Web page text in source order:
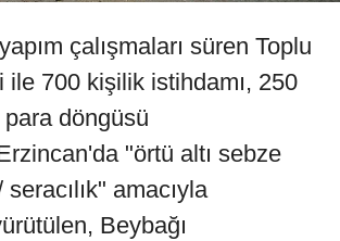
çalışmaları süren Toplu
ile 700 kişilik istihdamı, 250
döngüsü
"örtü altı sebze
amacıyla
Beybağı